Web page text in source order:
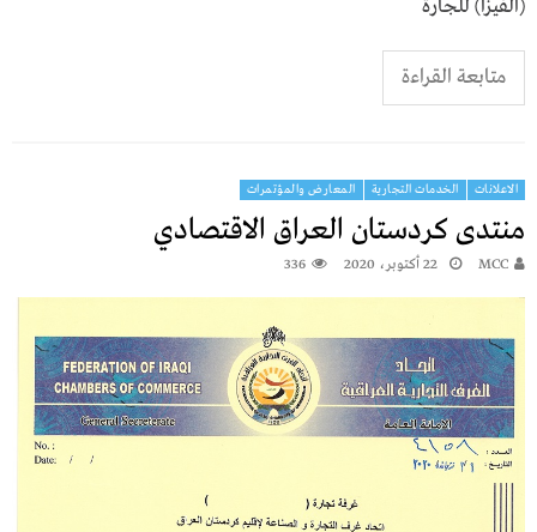
(الفيزا) للجارة
متابعة القراءة
الاعلانات الخدمات التجارية المعارض والمؤتمرات
منتدى كردستان العراق الاقتصادي
MCC 22 أكتوبر، 2020 336